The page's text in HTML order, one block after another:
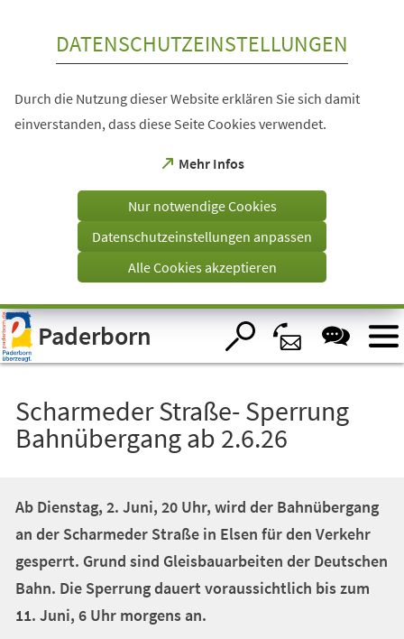
Visuelle
Assistenzsoftware
öffnen.
DATENSCHUTZEINSTELLUNGEN
Durch die Nutzung dieser Website erklären Sie sich damit
einverstanden, dass diese Seite Cookies verwendet.
Mehr Infos
(Öffnet
einem
Tab)
Nur notwendige Cookies
Datenschutzeinstellungen anpassen
Alle Cookies akzeptieren
Paderborn
Scharmeder Straße- Sperrung
Bahnübergang ab 2.6.26
Ab Dienstag, 2. Juni, 20 Uhr, wird der Bahnübergang
an der Scharmeder Straße in Elsen für den Verkehr
gesperrt. Grund sind Gleisbauarbeiten der Deutschen
Bahn. Die Sperrung dauert voraussichtlich bis zum
11. Juni, 6 Uhr morgens an.